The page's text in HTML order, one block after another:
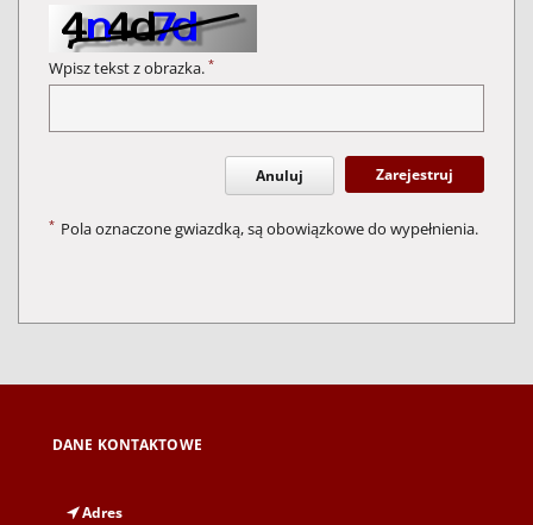
Wpisz tekst z obrazka. *
Anuluj Zarejestruj
* Pola oznaczone gwiazdką, są obowiązkowe do wypełnienia.
DANE KONTAKTOWE
Adres